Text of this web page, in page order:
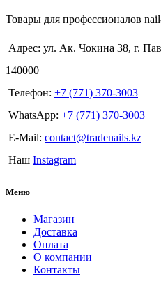
Товары для профессионалов
Адрес: ул. Ак. Чокина 38, г.
140000
Телефон: +7 (771) 370-3003
WhatsApp: +7 (771) 370-3003
E-Mail: contact@tradenails.kz
Наш Instagram
Меню
Магазин
Доставка
Оплата
О компании
Контакты